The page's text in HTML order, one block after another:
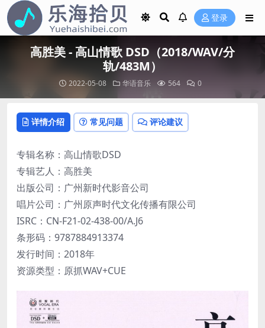
登录
高胜美 - 高山情歌 DSD（2018/WAV/分
轨/483M）
2022-05-08 华语音乐 564 0
详情介绍 常见问题 评论建议
专辑名称：高山情歌DSD
专辑艺人：高胜美
出版公司：广州新时代影音公司
唱片公司：广州原声时代文化传播有限公司
ISRC：CN-F21-02-438-00/A.J6
条形码：9787884913374
发行时间：2018年
资源类型：原抓WAV+CUE